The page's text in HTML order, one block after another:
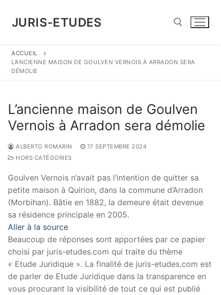
contenu
JURIS-ETUDES
Rechercher :
ACCUEIL
L’ANCIENNE MAISON DE GOULVEN VERNOIS À ARRADON SERA
DÉMOLIE
L’ancienne maison de Goulven
Vernois à Arradon sera démolie
ALBERTO ROMARIN
17 SEPTEMBRE 2024
HORS CATÉGORIES
Goulven Vernois n’avait pas l’intention de quitter sa
petite maison à Quirion, dans la commune d’Arradon
(Morbihan). Bâtie en 1882, la demeure était devenue
sa résidence principale en 2005.
Aller à la source
Beaucoup de réponses sont apportées par ce papier
choisi par juris-etudes.com qui traite du thème
« Etude Juridique ». La finalité de juris-etudes.com est
de parler de Etude Juridique dans la transparence en
vous procurant la visibilité de tout ce qui est publié